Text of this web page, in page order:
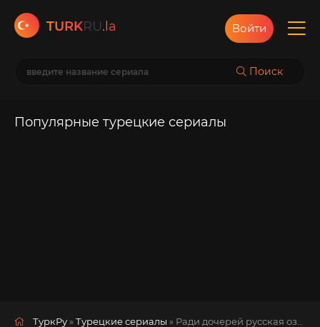
TURKRU.la
Поиск
Войти
Популярные турецкие сериалы
ТуркРу »Турецкие сериалы » Ради дочерей русская озвучка смотреть полностью онлайн!